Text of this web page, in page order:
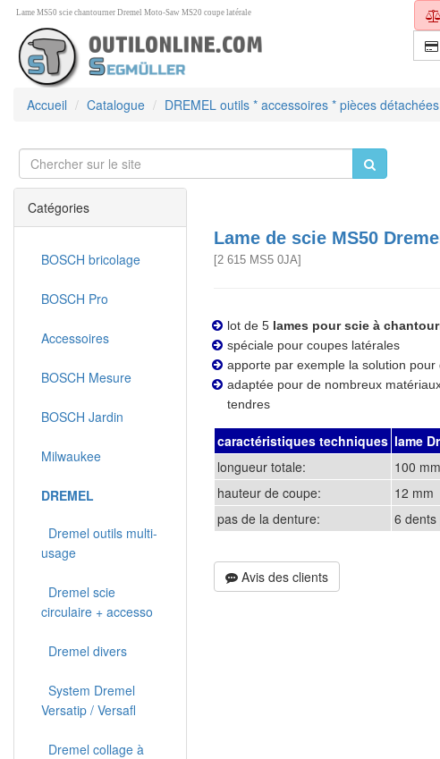
Lame MS50 scie chantourner Dremel Moto-Saw MS20 coupe latérale
Accueil Catalogue DREMEL outils * accessoires * pièces détachées
Lame de scie MS50
[2 615 MS5 0JA]
lot de 5 lames pour scie à
spéciale pour coupes latérales
apporte par exemple la solution pour
adaptée pour de nombreux
tendres
caractéristiques techniques lame
longueur totale:
100 mm
hauteur de coupe:
12 mm
pas de la denture:
6 dents
Avis des clients
Catégories
BOSCH bricolage
BOSCH Pro
Accessoires
BOSCH Mesure
BOSCH Jardin
Milwaukee
DREMEL
Dremel outils multi-
usage
Dremel scie
circulaire + accesso
Dremel divers
System Dremel
Versatip / Versafl
Dremel collage à